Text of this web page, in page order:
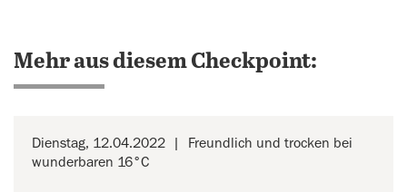
Mehr aus diesem Checkpoint:
Dienstag, 12.04.2022
Freundlich und trocken bei
wunderbaren 16°C